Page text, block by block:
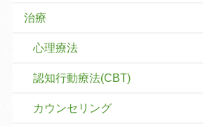
治療
心理療法
認知行動療法(CBT)
カウンセリング